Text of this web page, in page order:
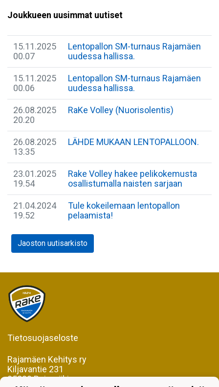
Joukkueen uusimmat uutiset
15.11.2025
00.07
Lentopallon SM-turnaus Rajamäen
uudessa hallissa.
15.11.2025
00.06
Lentopallon SM-turnaus Rajamäen
uudessa hallissa.
26.08.2025
20.20
RaKe Volley (Nuorisolentis)
26.08.2025
13.35
LÄHDE MUKAAN LENTOPALLOON.
23.01.2025
19.54
Rake Volley hakee pelikokemusta
osallistumalla naisten sarjaan
21.04.2024
19.52
Tule kokeilemaan lentopallon
pelaamista!
Jaoston uutisarkisto
Tietosuojaseloste
Rajamäen Kehitys ry
Kiljavantie 231
05200 Rajamäki